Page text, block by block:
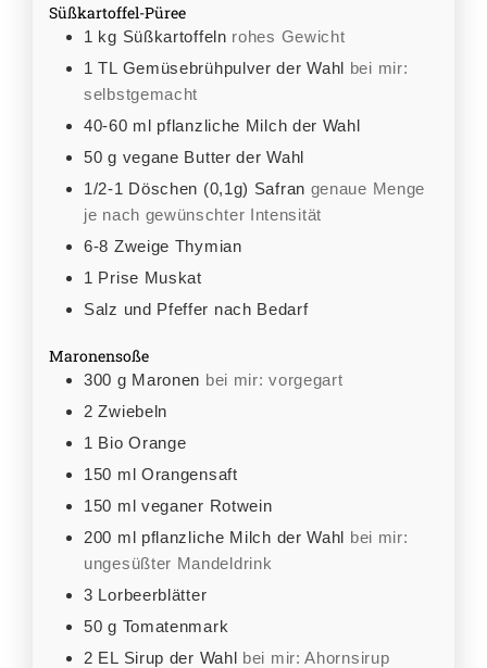
Süßkartoffel-Püree
1 kg Süßkartoffeln rohes Gewicht
1 TL Gemüsebrühpulver der Wahl bei mir:
selbstgemacht
40-60 ml pflanzliche Milch der Wahl
50 g vegane Butter der Wahl
1/2-1 Döschen (0,1g) Safran genaue Menge
je nach gewünschter Intensität
6-8 Zweige Thymian
1 Prise Muskat
Salz und Pfeffer nach Bedarf
Maronensoße
300 g Maronen bei mir: vorgegart
2 Zwiebeln
1 Bio Orange
150 ml Orangensaft
150 ml veganer Rotwein
200 ml pflanzliche Milch der Wahl bei mir:
ungesüßter Mandeldrink
3 Lorbeerblätter
50 g Tomatenmark
2 EL Sirup der Wahl bei mir: Ahornsirup